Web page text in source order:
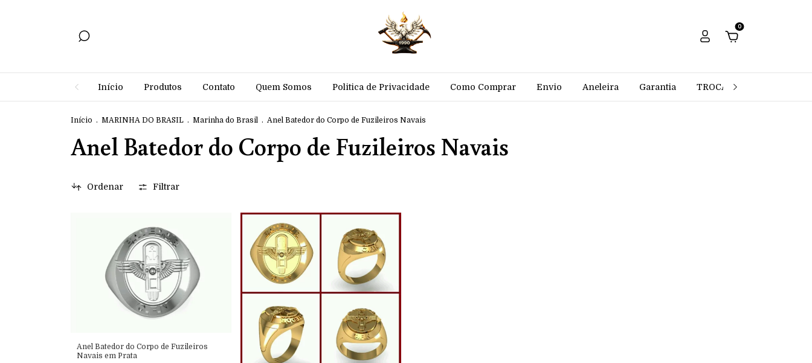
0
Início Produtos Contato Quem Somos Politica de Privacidade Como Comprar Envio Aneleira Garantia TROCAS E DEVOLUÇÕES
Início . MARINHA DO BRASIL . Marinha do Brasil . Anel Batedor do Corpo de Fuzileiros Navais
Anel Batedor do Corpo de Fuzileiros Navais
Ordenar Filtrar
Anel Batedor do Corpo de Fuzileiros
Navais em Prata